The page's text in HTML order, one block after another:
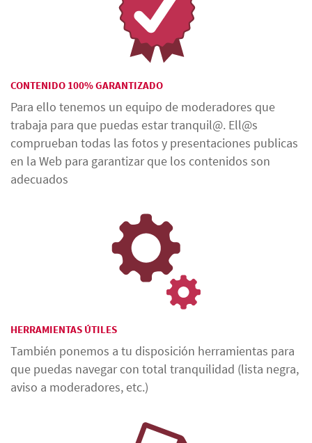
CONTENIDO 100% GARANTIZADO
Para ello tenemos un equipo de moderadores que
trabaja para que puedas estar tranquil@. Ell@s
comprueban todas las fotos y presentaciones publicas
en la Web para garantizar que los contenidos son
adecuados
HERRAMIENTAS ÚTILES
También ponemos a tu disposición herramientas para
que puedas navegar con total tranquilidad (lista negra,
aviso a moderadores, etc.)